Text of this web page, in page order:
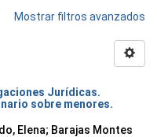
Mostrar filtros avanzados
Jurídicas.
sobre menores.
Elena; Barajas Montes